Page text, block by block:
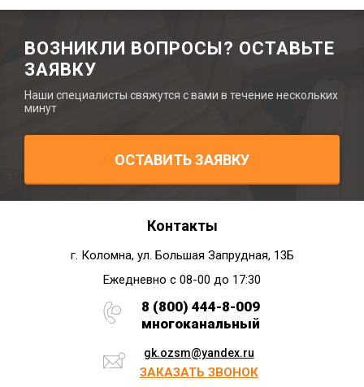
ВОЗНИКЛИ ВОПРОСЫ? ОСТАВЬТЕ
ЗАЯВКУ
Наши специалисты свяжутся с вами в течение нескольких
минут
ОСТАВИТЬ ЗАЯВКУ
Контакты
г. Коломна, ул. Большая Запрудная, 13Б
Ежедневно с 08-00 до 17:30
8 (800) 444-8-009
многоканальный
gk.ozsm@yandex.ru
ЗАКАЗАТЬ ЗВОНОК